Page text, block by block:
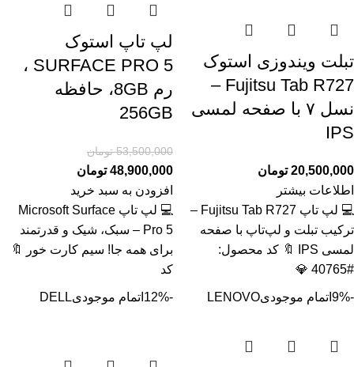
تبلت ویندوزی استوک
Fujitsu Tab R727 –
نسل ۷ با صفحه لمسی
IPS
20,500,000 تومان
اطلاعات بیشتر
💻 لپ تاپ Fujitsu Tab R727 –
ترکیب تبلت و لپ‌تاپ با صفحه
لمسی IPS 🔖 کد محصول:
#40765 💎
لپ تاپ استوک
SURFACE PRO 5 ،
رم 8GB، حافظه
256GB
53,500,000 تومان
48,900,000 تومان
افزودن به سبد خرید
💻 لپ تاپ Microsoft Surface
Pro 5 – سبک، شیک و قدرتمند
برای همه جا! سیم کارت خور 🔖
کد
-9% اتمام موجودیLENOVO
-12% اتمام موجودیDELL